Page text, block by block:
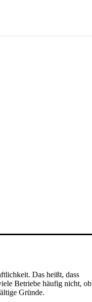
Das heißt, dass
Betriebe häufig nicht, ob
Gründe.